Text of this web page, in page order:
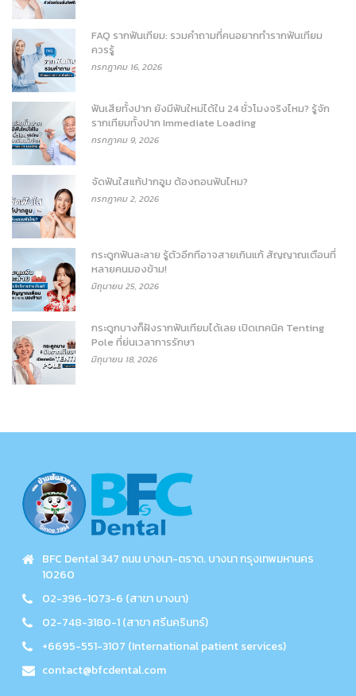
FAQ รากฟันเทียม: รวมคำถามที่คนอยากทำรากฟันเทียม
ควรรู้
กรกฎาคม 16, 2026
ฟันเสียทั้งปาก ยังมีฟันใหม่ได้ใน 24 ชั่วโมงจริงไหม? รู้จัก
รากเทียมทั้งปาก Immediate Loading
กรกฎาคม 9, 2026
จัดฟันใสแก้ปากอูม ต้องถอนฟันไหม?
กรกฎาคม 2, 2026
กระดูกฟันละลาย รู้ตัวอีกทีอาจสายเกินแก้ สัญญาณเตือนที่
หลายคนมองข้าม!
มิถุนายน 25, 2026
กระดูกบางก็ฝังรากฟันเทียมได้เลย เปิดเทคนิค Tenting
Pole ที่ย่นเวลาการรักษา
มิถุนายน 18, 2026
BFC Dental 347 ถนน บางนา-ตราด. บางนา กรุงเทพมหานคร
10260
02-396-1073-6 (สาขา บางนา)
02-748-3180-1 (สาขา ศรีนครินทร์)
+6695-551-3107 (International patient services)
contact@bfcdental.com